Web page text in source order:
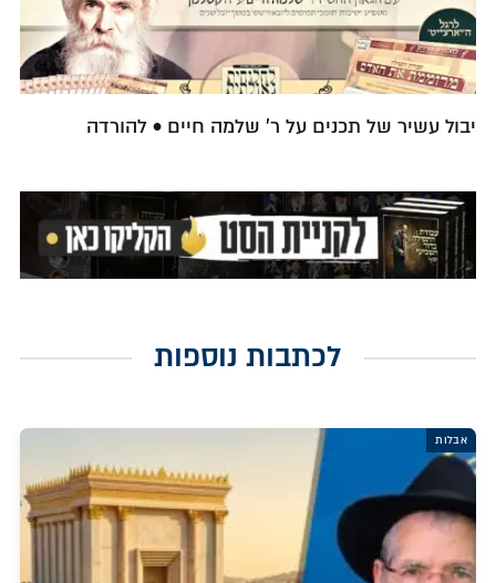
יבול עשיר של תכנים על ר' שלמה חיים • להורדה
לכתבות נוספות
אבלות